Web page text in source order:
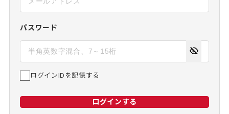
パスワード
ログインIDを記憶する
ログインする